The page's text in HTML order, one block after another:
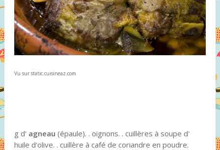
Vu sur static.cuisineaz.com
g d' agneau (épaule). . oignons. . cuillères à soupe d'
huile d'olive. . cuillère à café de coriandre en poudre.